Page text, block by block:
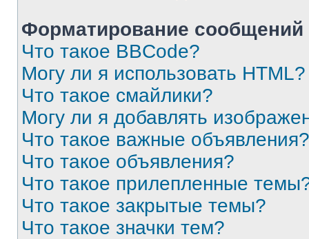
Форматирование
Что такое BBCode?
Могу ли я использовать HTML?
Что такое смайлики?
Могу ли я добавлять
Что такое важные объявления?
Что такое объявления?
Что такое прилепленные
Что такое закрытые темы?
Что такое значки тем?